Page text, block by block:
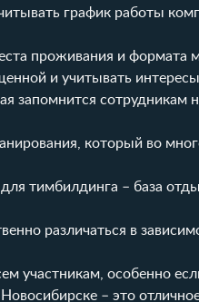
график работы
проживания и формата
и учитывать интересы
запомнится сотрудникам
который во
тимбилдинга – база
различаться в
участникам, особенно
– это